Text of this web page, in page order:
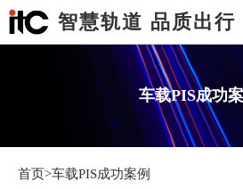
智慧轨道 品质出行
车载PIS成功
首页>车载PIS成功案例